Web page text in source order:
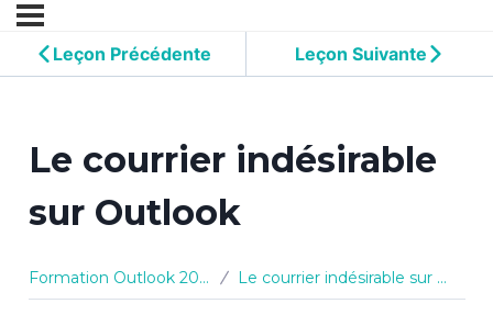
Leçon Précédente Leçon Suivante
Le courrier indésirable
sur Outlook
Formation Outlook 2010 Le courrier indésirable sur Outlook